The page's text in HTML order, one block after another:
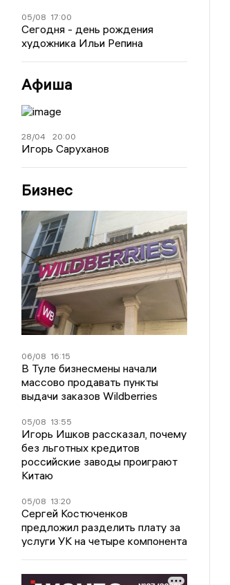
05/08 17:00
Сегодня - день рождения
художника Ильи Репина
Афиша
28/04 20:00
Игорь Саруханов
Бизнес
06/08 16:15
В Туле бизнесмены начали
массово продавать пункты
выдачи заказов Wildberries
05/08 13:55
Игорь Ишков рассказал, почему
без льготных кредитов
российские заводы проиграют
Китаю
05/08 13:20
Сергей Костюченков
предложил разделить плату за
услуги УК на четыре компонента